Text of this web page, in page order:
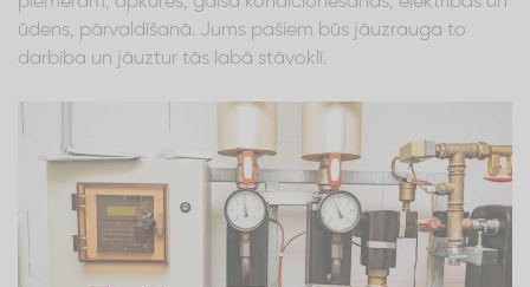
ūdens, pārvaldīšanā. Jums pašiem būs jāuzrauga to
darbība un jāuztur tās labā stāvoklī.